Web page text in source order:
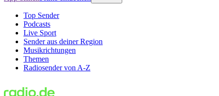
Top Sender
Podcasts
Live Sport
Sender aus deiner Region
Musikrichtungen
Themen
Radiosender von A-Z